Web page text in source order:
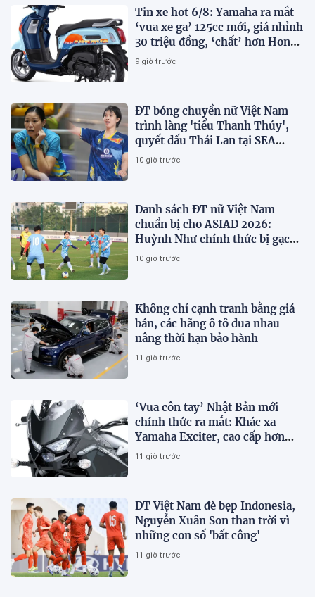
Tin xe hot 6/8: Yamaha ra mắt
‘vua xe ga’ 125cc mới, giá nhỉnh
30 triệu đồng, ‘chất’ hơn Honda
Vision và SH Mode
9 giờ trước
ĐT bóng chuyền nữ Việt Nam
trình làng 'tiểu Thanh Thúy',
quyết đấu Thái Lan tại SEA
V.Cup 2026
10 giờ trước
Danh sách ĐT nữ Việt Nam
chuẩn bị cho ASIAD 2026:
Huỳnh Như chính thức bị gạch
tên
10 giờ trước
Không chỉ cạnh tranh bằng giá
bán, các hãng ô tô đua nhau
nâng thời hạn bảo hành
11 giờ trước
‘Vua côn tay’ Nhật Bản mới
chính thức ra mắt: Khác xa
Yamaha Exciter, cao cấp hơn
Honda Winner R, giá rẻ so với
11 giờ trước
ĐT Việt Nam đè bẹp Indonesia,
Nguyễn Xuân Son than trời vì
những con số 'bất công'
11 giờ trước